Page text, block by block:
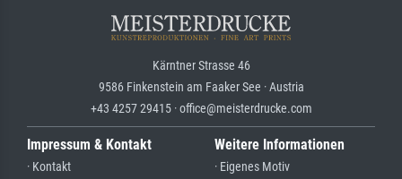
Kärntner Strasse 46
9586 Finkenstein am Faaker See · Austria
+43 4257 29415 · office@meisterdrucke.com
Impressum & Kontakt
· Kontakt
Weitere Informationen
· Eigenes Motiv